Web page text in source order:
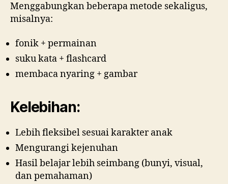
Menggabungkan beberapa metode sekaligus,
misalnya:
fonik + permainan
suku kata + flashcard
membaca nyaring + gambar
Kelebihan:
Lebih fleksibel sesuai karakter anak
Mengurangi kejenuhan
Hasil belajar lebih seimbang (bunyi, visual,
dan pemahaman)